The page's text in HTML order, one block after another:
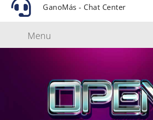
GanoMás - Chat Center
Menu